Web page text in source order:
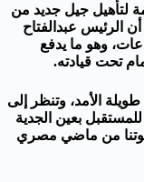
لتأهيل جيل جديد من
الرئيس عبدالفتاح
وهو ما يدفع
تحت قيادته.
الأمد، وتنظر إلى
بعين الجدية
قوتنا من ماضي مصري